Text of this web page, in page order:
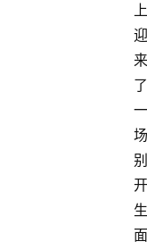
上
迎
来
了
一
场
别
开
生
面